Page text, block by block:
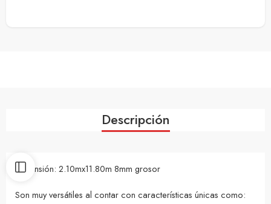
Descripción
Dimensión: 2.10mx11.80m 8mm grosor
Son muy versátiles al contar con características únicas como: